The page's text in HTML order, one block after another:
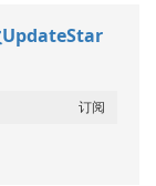
UpdateStar